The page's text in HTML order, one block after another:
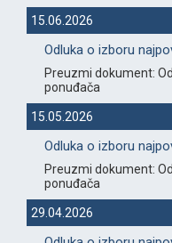
15.06.2026
Odluka o izboru
Preuzmi dokument:
ponuđača
15.05.2026
Odluka o izboru
Preuzmi dokument:
ponuđača
29.04.2026